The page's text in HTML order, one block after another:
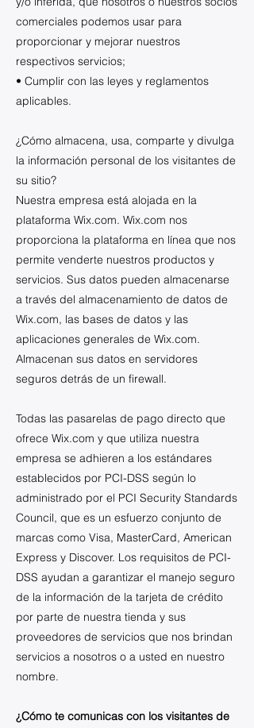
comerciales podemos usar para
proporcionar y mejorar nuestros
respectivos servicios;
• Cumplir con las leyes y reglamentos
aplicables.
¿Cómo almacena, usa, comparte y divulga
la información personal de los visitantes de
su sitio?
Nuestra empresa está alojada en la
plataforma Wix.com. Wix.com nos
proporciona la plataforma en línea que nos
permite venderte nuestros productos y
servicios. Sus datos pueden almacenarse
a través del almacenamiento de datos de
Wix.com, las bases de datos y las
aplicaciones generales de Wix.com.
Almacenan sus datos en servidores
seguros detrás de un firewall.
Todas las pasarelas de pago directo que
ofrece Wix.com y que utiliza nuestra
empresa se adhieren a los estándares
establecidos por PCI-DSS según lo
administrado por el PCI Security Standards
Council, que es un esfuerzo conjunto de
marcas como Visa, MasterCard, American
Express y Discover. Los requisitos de PCI-
DSS ayudan a garantizar el manejo seguro
de la información de la tarjeta de crédito
por parte de nuestra tienda y sus
proveedores de servicios que nos brindan
servicios a nosotros o a usted en nuestro
nombre.
¿Cómo te comunicas con los visitantes de